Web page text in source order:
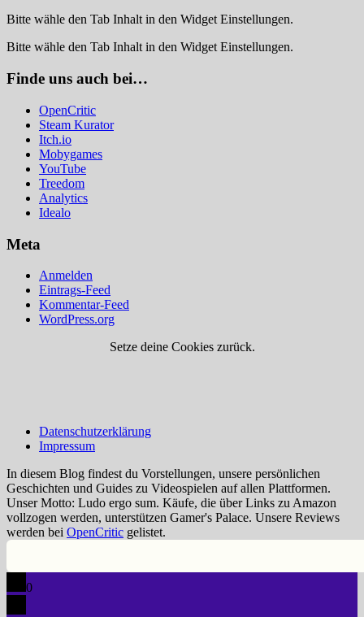
Bitte wähle den Tab Inhalt in den Widget Einstellungen.
Bitte wähle den Tab Inhalt in den Widget Einstellungen.
Finde uns auch bei…
OpenCritic
Steam Kurator
Itch.io
Mobygames
YouTube
Treedom
Analytics
Idealo
Meta
Anmelden
Eintrags-Feed
Kommentar-Feed
WordPress.org
Setze deine Cookies zurück.
Datenschutzerklärung
Impressum
In diesem Blog findest du Vorstellungen, unsere persönlichen
Geschichten und Guides zu Videospielen auf allen Plattformen.
Unser Motto: Ludo ergo sum. Käufe, die über Links zu Amazon
vollzogen werden, unterstützen Gamer's Palace. Unsere Reviews
werden bei OpenCritic gelistet.
0